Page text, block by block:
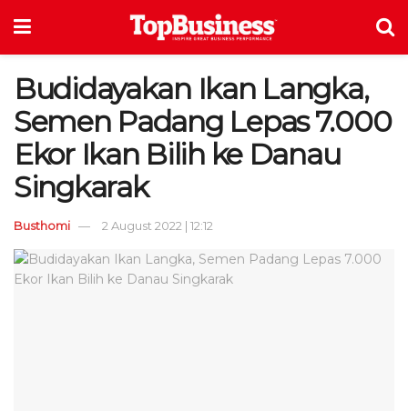
Budidayakan Ikan Langka,
Semen Padang Lepas 7.000
Ekor Ikan Bilih ke Danau
Singkarak
Busthomi 2 August 2022 | 12:12